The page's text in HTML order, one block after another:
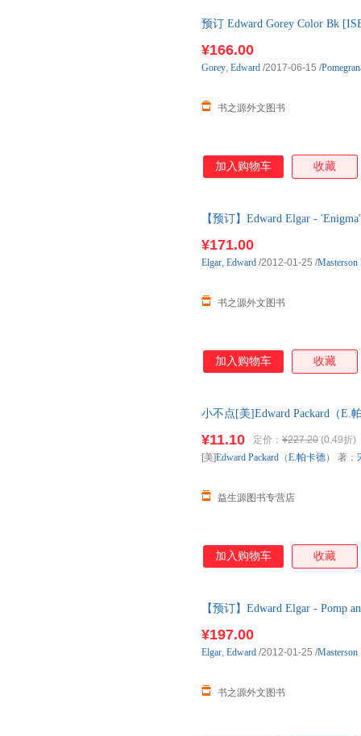
预订 Edward Gorey Color Bk
¥166.00
书之源外文图书
Gorey, Edward /2017-06-15 /
加入购物车 收藏
【预订】Edward Elgar -
¥171.00
书之源外文图书
Elgar, Edward /2012-01-25 /Masterson
加入购物车 收藏
小不点[美]Edward Packard（E.
¥11.10 定价： ¥227.20 (0.49折)
益生源图书专营店
[美]Edward Packard （E.帕卡德） 著；
加入购物车 收藏
【预订】Edward Elgar - Pomp
¥197.00
书之源外文图书
Elgar, Edward /2012-01-25 /Masterson